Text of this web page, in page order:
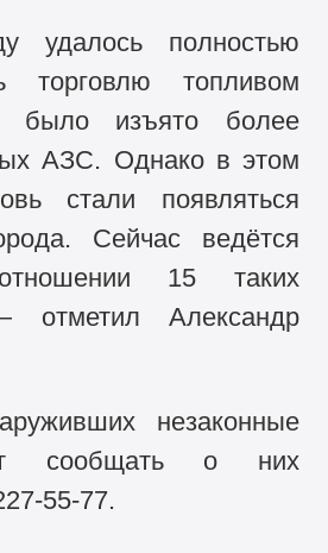
удалось полностью
торговлю топливом
изъято более
АЗС. Однако в этом
стали появляться
Сейчас ведётся
15 таких
отметил Александр
незаконные
сообщать о них
55-77.